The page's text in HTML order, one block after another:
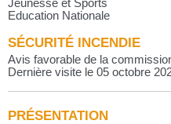
Jeunesse et Sports
Education Nationale
SÉCURITÉ INCENDIE
Avis favorable de la
Dernière visite le 05 octobre
PRÉSENTATION